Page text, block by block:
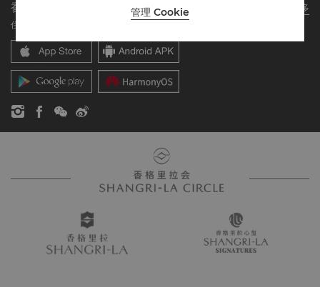
常见问题
联络我们
我们的酒店品牌
香格里拉中心
香格里拉公寓
联系方式
职业发展
企业社会责任
新闻稿
香格里拉会应用程序
了解更多
住宿、餐饮、购物 随想随享
管理 Cookie